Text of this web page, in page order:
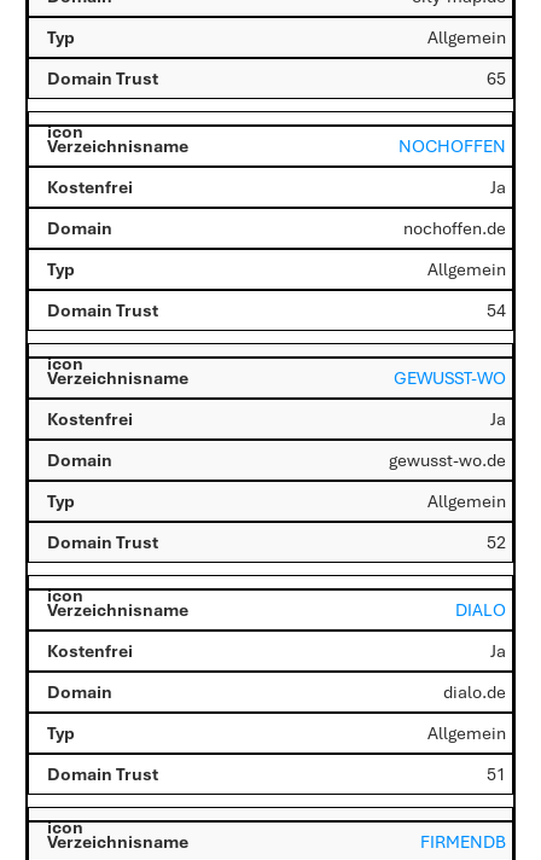
Allgemein
65
NOCHOFFEN
Ja
nochoffen.de
Allgemein
54
GEWUSST-WO
Ja
gewusst-wo.de
Allgemein
52
DIALO
Ja
dialo.de
Allgemein
51
FIRMENDB